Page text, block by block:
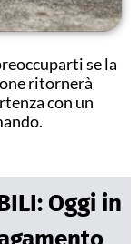
se la
ritornerà
con un
Oggi in